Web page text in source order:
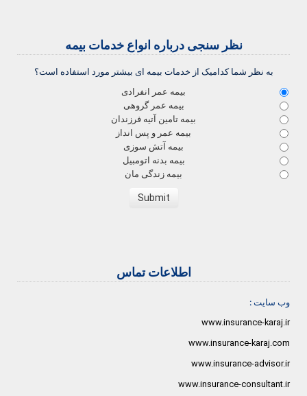
نظر سنجی درباره انواع خدمات بیمه
به نظر شما کدامیک از خدمات بیمه ای بیشتر مورد استفاده است؟
بیمه عمر انفرادی
بیمه عمر گروهی
بیمه تامین آتیه فرزندان
بیمه عمر و پس انداز
بیمه آتش سوزی
بیمه بدنه اتومبیل
بیمه زندگی مان
اطلاعات تماس
وب سایت :
www.insurance-karaj.ir
www.insurance-karaj.com
www.insurance-advisor.ir
www.insurance-consultant.ir